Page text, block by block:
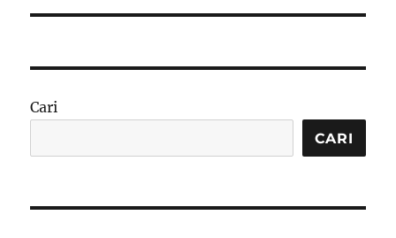
Cari
CARI